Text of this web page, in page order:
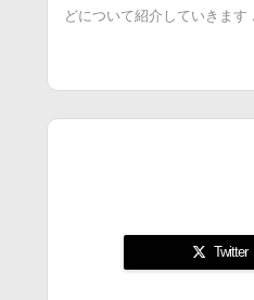
どについて紹介していきます
Twitter